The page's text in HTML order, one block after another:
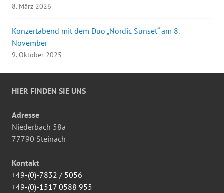
8. März 2026
Konzertabend mit dem Duo „Nordic Sunset“ am 8.
November
9. Oktober 2025
HIER FINDEN SIE UNS
Adresse
Niederbach 58a
77790 Steinach
Kontakt
+49-(0)-7832 / 5056
+49-(0)-1517 0588 955